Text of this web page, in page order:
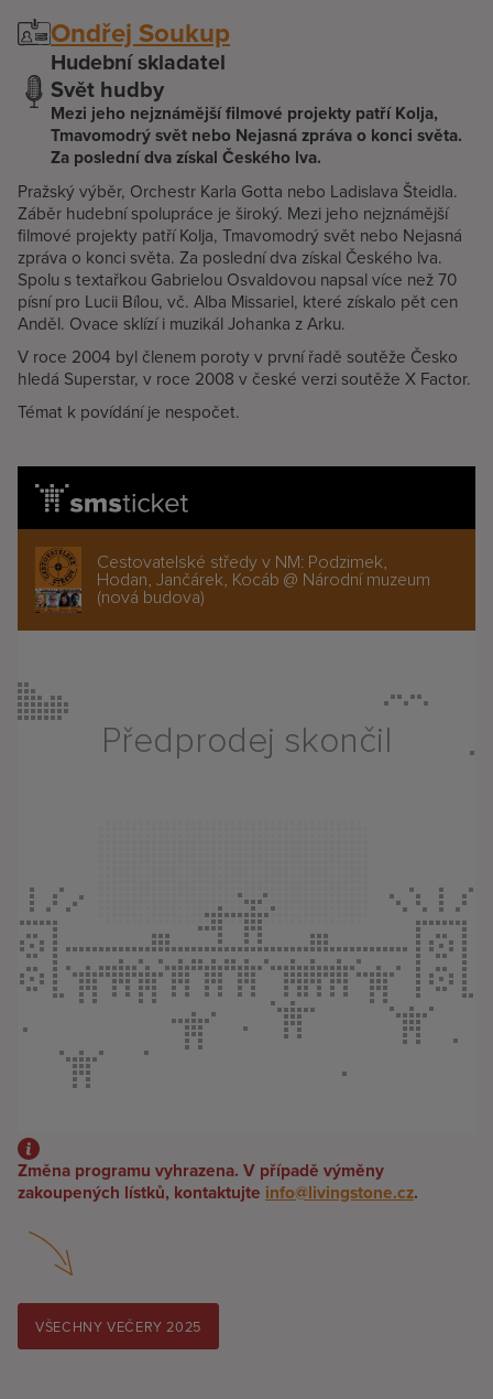
Ondřej Soukup
Hudební skladatel
Svět hudby
Mezi jeho nejznámější filmové projekty patří Kolja,
Tmavomodrý svět nebo Nejasná zpráva o konci světa.
Za poslední dva získal Českého lva.
Pražský výběr, Orchestr Karla Gotta nebo Ladislava Šteidla.
Záběr hudební spolupráce je široký. Mezi jeho nejznámější
filmové projekty patří Kolja, Tmavomodrý svět nebo Nejasná
zpráva o konci světa. Za poslední dva získal Českého lva.
Spolu s textařkou Gabrielou Osvaldovou napsal více než 70
písní pro Lucii Bílou, vč. Alba Missariel, které získalo pět cen
Anděl. Ovace sklízí i muzikál Johanka z Arku.
V roce 2004 byl členem poroty v první řadě soutěže Česko
hledá Superstar, v roce 2008 v české verzi soutěže X Factor.
Témat k povídání je nespočet.
Změna programu vyhrazena. V případě výměny
zakoupených lístků, kontaktujte info@livingstone.cz.
VŠECHNY VEČERY 2025